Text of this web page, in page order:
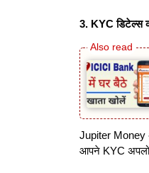
3. KYCडिटेल्स
Jupiter Money
आपने KYC अपलोड